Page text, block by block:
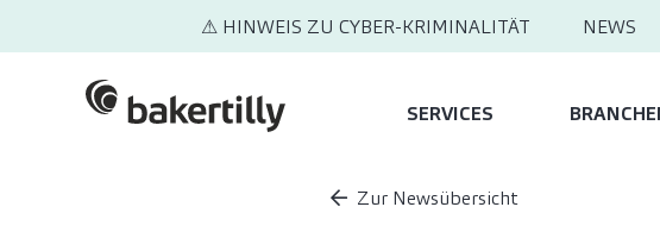
⚠ HINWEIS ZU CYBER-KRIMINALITÄT NEWS
SERVICES
Zur Newsübersicht